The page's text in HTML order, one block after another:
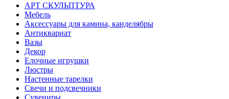
АРТ СКУЛЬПТУРА
Мебель
Аксессуары для камина, канделябры
Антиквариат
Вазы
Декор
Елочные игрушки
Люстры
Настенные тарелки
Свечи и подсвечники
Сувениры